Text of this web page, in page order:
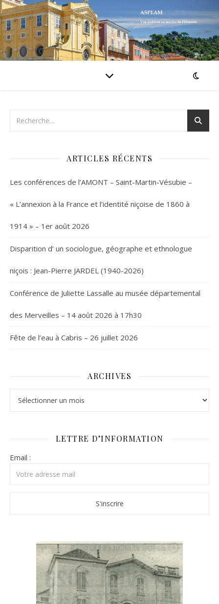
ARTICLES RÉCENTS
Les conférences de l’AMONT – Saint-Martin-Vésubie –
« L’annexion à la France et l’identité niçoise de 1860 à
1914 » – 1er août 2026
Disparition d’ un sociologue, géographe et ethnologue
niçois : Jean-Pierre JARDEL (1940-2026)
Conférence de Juliette Lassalle au musée départemental
des Merveilles – 14 août 2026 à 17h30
Fête de l’eau à Cabris – 26 juillet 2026
ARCHIVES
LETTRE D’INFORMATION
Email :